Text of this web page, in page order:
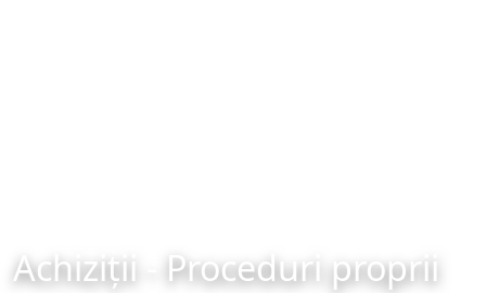
Achiziții - Proceduri proprii